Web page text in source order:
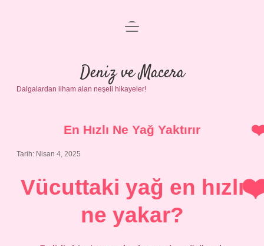
Anasayfa
Gizlilik Politikası
Yasal Uyarı
menüyü
Deniz ve Macera
Dalgalardan ilham alan neşeli hikayeler!
En Hızlı Ne Yağ Yaktırır
Tarih: Nisan 4, 2025
Vücuttaki yağ en hızlı
ne yakar?